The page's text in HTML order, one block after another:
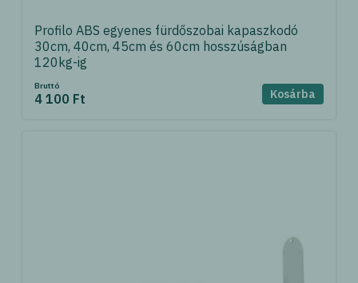
Profilo ABS egyenes fürdőszobai kapaszkodó
30cm, 40cm, 45cm és 60cm hosszúságban
120kg-ig
Bruttó
4 100 Ft Kosárba